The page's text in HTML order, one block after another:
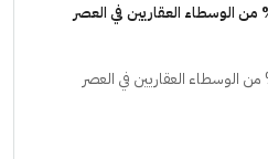
يفشل 90% من الوسطاء العقاريين في العصر
يفشل 90% من الوسطاء العقاريين في العصر